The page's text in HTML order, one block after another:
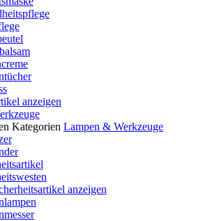
anzeigen
Kategorien Lampen & Werkzeuge
anzeigen